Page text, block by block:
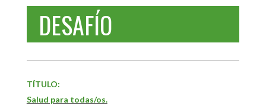
DESAFÍO
TÍTULO:
Salud para todas/os.